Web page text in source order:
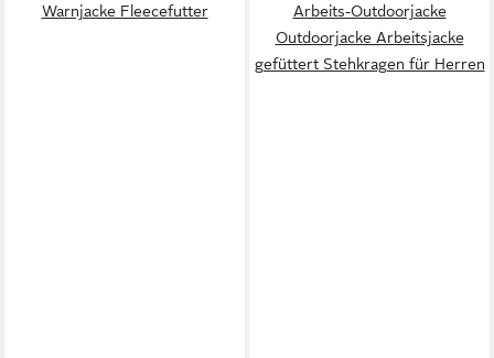
Warnjacke Fleecefutter
Arbeits-Outdoorjacke
Outdoorjacke Arbeitsjacke
gefüttert Stehkragen für Herren